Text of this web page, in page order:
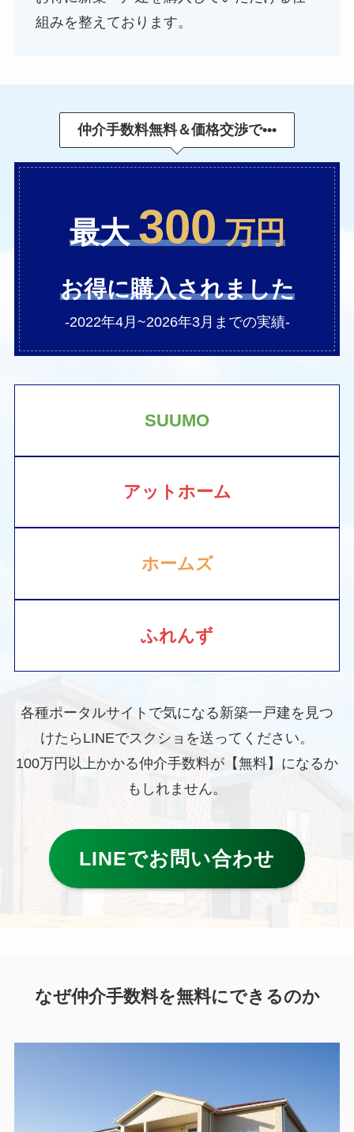
組みを整えております。
仲介手数料無料＆価格交渉で•••
最大300万円
お得に購入されました
-2022年4月~2026年3月までの実績-
SUUMO
アットホーム
ホームズ
ふれんず
各種ポータルサイトで気になる新築一戸建を見つ
けたらLINEでスクショを送ってください。
100万円以上かかる仲介手数料が【無料】になるか
もしれません。
LINEでお問い合わせ
なぜ仲介手数料を無料にできるのか